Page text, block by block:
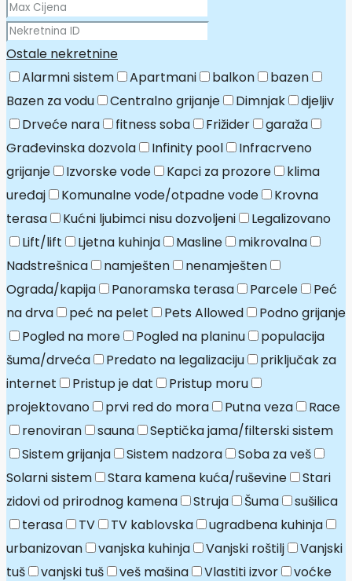
Ostale nekretnine
Alarmni sistem
Apartmani balkon
bazen
Bazen za vodu
Centralno grijanje Dimnjak
djeljiv
Drveće nara
fitness soba Frižider
garaža
Građevinska dozvola
Infinity pool
Infracrveno
grijanje
Izvorske vode Kapci za prozore
klima
uređaj
Komunalne vode/otpadne vode
Krovna
terasa
Kućni ljubimci nisu dozvoljeni
Legalizovano
Lift/lift
Ljetna kuhinja Masline
mikrovalna
Nadstrešnica
namješten
nenamješten
Ograda/kapija
Panoramska terasa Parcele
Peć
na drva
peć na pelet Pets Allowed
Podno grijanje
Pogled na more
Pogled na planinu
populacija
šuma/drveća
Predato na legalizaciju
priključak za
internet
Pristup je dat
Pristup moru
projektovano
prvi red do mora Putna veza
Race
renoviran
sauna
Septička jama/filterski sistem
Sistem grijanja
Sistem nadzora
Soba za veš
Solarni sistem
Stara kamena kuća/ruševine
Stari
zidovi od prirodnog kamena
Struja Šuma
sušilica
terasa
TV TV kablovska
ugradbena kuhinja
urbanizovan
vanjska kuhinja Vanjski roštilj
Vanjski
tuš
vanjski tuš veš mašina Vlastiti izvor
voćke